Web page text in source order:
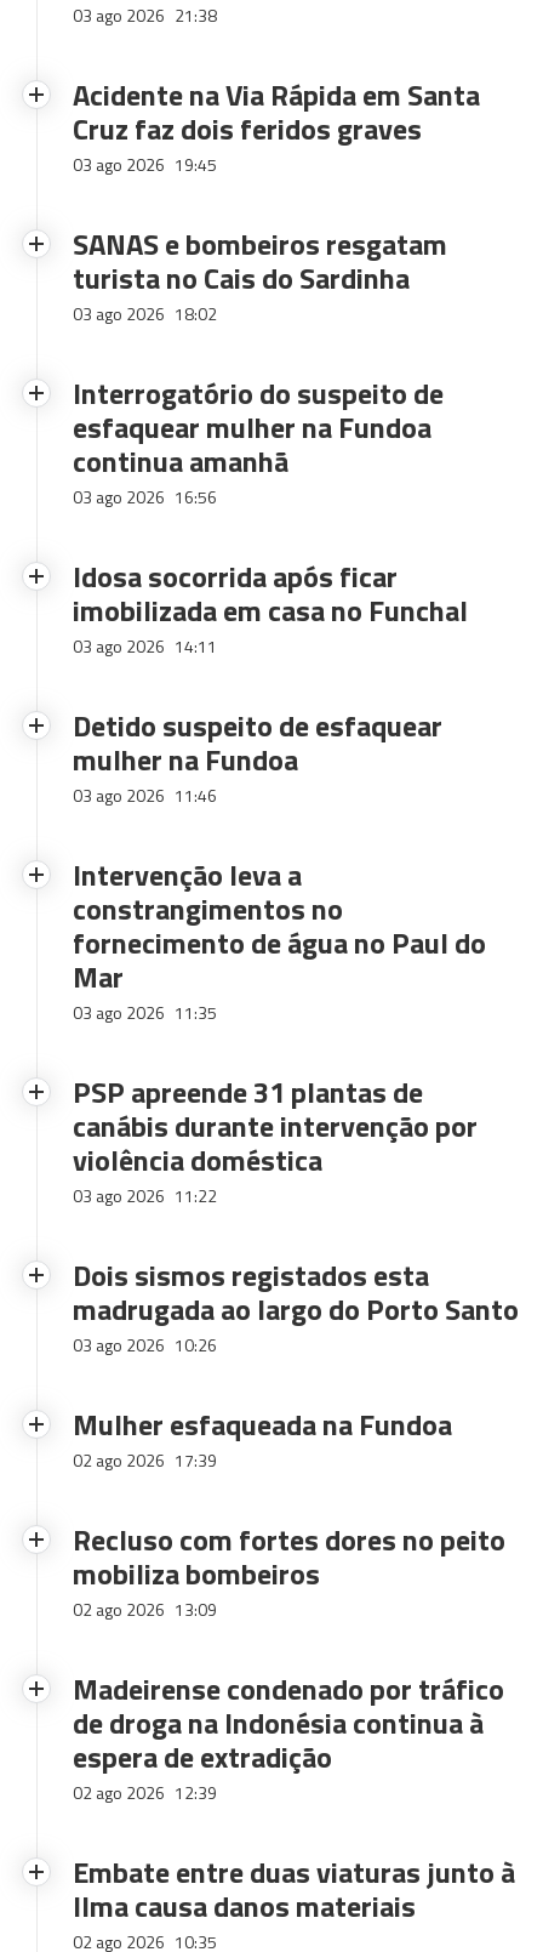
03 ago 2026 21:38
Acidente na Via Rápida em Santa
Cruz faz dois feridos graves
03 ago 2026 19:45
SANAS e bombeiros resgatam
turista no Cais do Sardinha
03 ago 2026 18:02
Interrogatório do suspeito de
esfaquear mulher na Fundoa
continua amanhã
03 ago 2026 16:56
Idosa socorrida após ficar
imobilizada em casa no Funchal
03 ago 2026 14:11
Detido suspeito de esfaquear
mulher na Fundoa
03 ago 2026 11:46
Intervenção leva a
constrangimentos no
fornecimento de água no Paul do
Mar
03 ago 2026 11:35
PSP apreende 31 plantas de
canábis durante intervenção por
violência doméstica
03 ago 2026 11:22
Dois sismos registados esta
madrugada ao largo do Porto Santo
03 ago 2026 10:26
Mulher esfaqueada na Fundoa
02 ago 2026 17:39
Recluso com fortes dores no peito
mobiliza bombeiros
02 ago 2026 13:09
Madeirense condenado por tráfico
de droga na Indonésia continua à
espera de extradição
02 ago 2026 12:39
Embate entre duas viaturas junto à
Ilma causa danos materiais
02 ago 2026 10:35